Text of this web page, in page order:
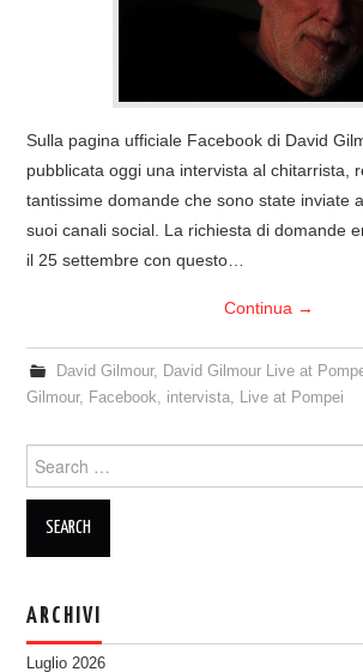
DISCOGRAFIA
LINKS
CONTATTI
POLICY/COOKIES
Sulla pagina ufficiale Facebook di David
pubblicata oggi una intervista al chitarrista,
tantissime domande che sono state inviate
suoi canali social. La richiesta di domande
il 25 settembre con questo…
Continua →
David Gilmour, David Gilmour Live at
Gilmour, Facebook, intervista, Live at Pompei
for:
ARCHIVI
Luglio 2026